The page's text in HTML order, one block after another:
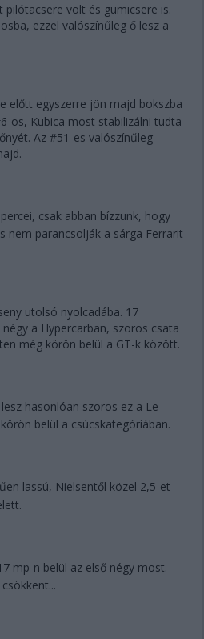
pilótacsere volt és gumicsere is.
ezzel valószínűleg ő lesz a
előtt egyszerre jön majd bokszba
os, Kubica most stabilizálni tudta
Az #51-es valószínűleg
csak abban bízzunk, hogy
nem parancsolják a sárga Ferrarit
utolsó nyolcadába. 17
a Hypercarban, szoros csata
még körön belül a GT-k között.
hasonlóan szoros ez a Le
belül a csúcskategóriában.
lassú, Nielsentől közel 2,5-et
mp-n belül az első négy most.